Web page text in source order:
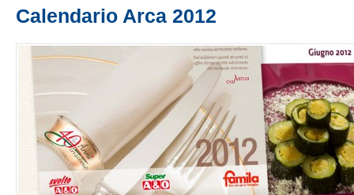
Calendario Arca 2012